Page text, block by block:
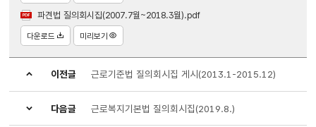
파견법 질의회시집(2007.7월~2018.3월).pdf
다운로드 미리보기
이전글 근로기준법 질의회시집 게시(2013.1-2015.12)
다음글 근로복지기본법 질의회시집(2019.8.)